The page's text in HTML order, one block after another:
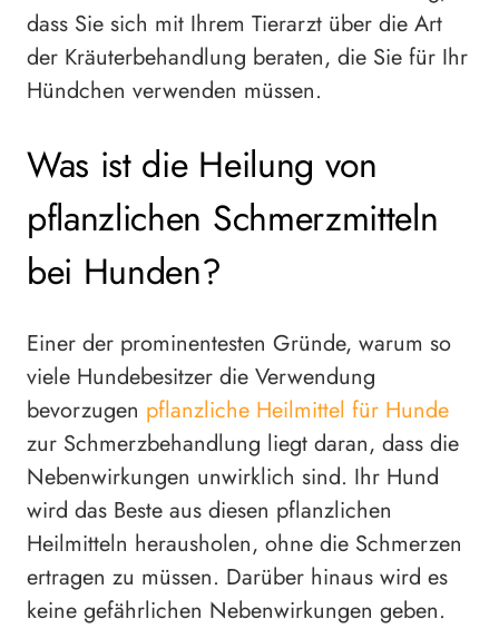
dass Sie sich mit Ihrem Tierarzt über die Art
der Kräuterbehandlung beraten, die Sie für Ihr
Hündchen verwenden müssen.
Was ist die Heilung von
pflanzlichen Schmerzmitteln
bei Hunden?
Einer der prominentesten Gründe, warum so
viele Hundebesitzer die Verwendung
bevorzugen pflanzliche Heilmittel für Hunde
zur Schmerzbehandlung liegt daran, dass die
Nebenwirkungen unwirklich sind. Ihr Hund
wird das Beste aus diesen pflanzlichen
Heilmitteln herausholen, ohne die Schmerzen
ertragen zu müssen. Darüber hinaus wird es
keine gefährlichen Nebenwirkungen geben.